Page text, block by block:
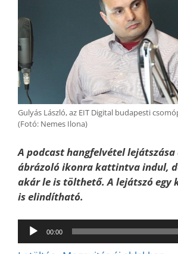
Gulyás László, az EIT Digital budapesti
(Fotó: Nemes Ilona)
A podcast hangfelvétel
ábrázoló ikonra kattintva indul,
akár le is tölthető. A lejátszó egy
is elindítható.
Audió
lejátszó
00:00